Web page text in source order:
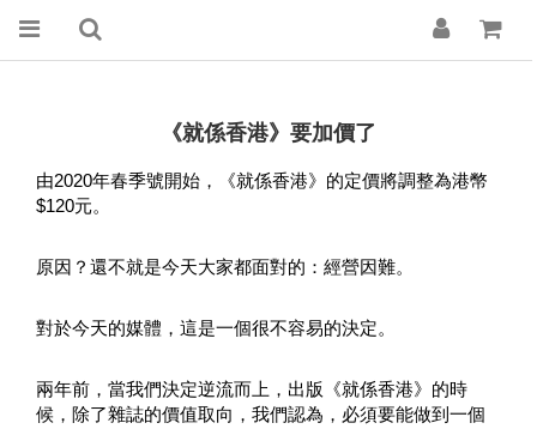
《就係香港》要加價了
由2020年春季號開始，《就係香港》的定價將調整為港幣
$120元。
原因？還不就是今天大家都面對的：經營因難。
對於今天的媒體，這是一個很不容易的決定。
兩年前，當我們決定逆流而上，出版《就係香港》的時
候，除了雜誌的價值取向，我們認為，必須要能做到一個